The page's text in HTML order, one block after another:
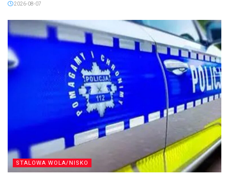
2026-08-07
STALOWA WOLA/NISKO